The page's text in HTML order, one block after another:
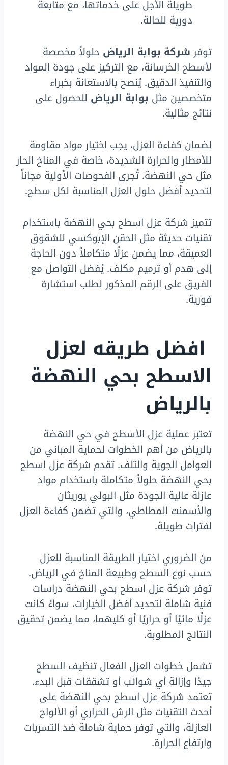
طويلة الأجل على خدماتها، مع متابعة
دورية للحالة.
توفرشركة بوابة الرياض حلولاً مخصصة
لأسطح الخرسانة، مع التركيز على جودة المواد
والتنفيذ الدقيق. يُنصح بالاستعانة بخبراء
متخصصين مثل بوابة الرياض للحصول على
نتائج مثالية.
لضمان كفاءة العزل، يجب اختيار مواد مقاومة
للأمطار والحرارة الشديدة، خاصة في المناخ الحار
مثل حي النهضة. تُجرى الفحوصات الأولية مجاناً
لتحديد أفضل حلول العزل المناسبة لكل سطح.
تتميز شركة عزل اسطح بحي النهضة باستخدام
تقنيات حديثة مثل الحقن الإبوكسي للشقوق
العميقة، مما يضمن عزلًا متكاملاً دون الحاجة
إلى هدم أو ترميم مكلف. يُفضل التواصل مع
الفريق على الرقم المذكور لطلب استشارة
فورية.
افضل طريقه لعزل
الاسطح بحي النهضة
بالرياض
تعتبر عملية عزل الأسطح في حي النهضة
بالرياض من أهم الخطوات لحماية المباني من
العوامل الجوية والتلف. تقدم شركة عزل اسطح
بحي النهضة حلولاً متكاملة باستخدام مواد
عازلة عالية الجودة مثل البولي يوريثان
والأسمنت المطاطي، والتي تضمن كفاءة العزل
لفترات طويلة.
من الضروري اختيار الطريقة المناسبة للعزل
حسب نوع السطح وطبيعة المناخ في الرياض.
توفر شركة عزل اسطح بحي النهضة دراسات
فنية شاملة لتحديد أفضل الخيارات، سواءً كانت
عزلًا مائيًا أو حراريًا أو كليهما، مما يضمن تحقيق
النتائج المطلوبة.
تشمل خطوات العزل الفعال تنظيف السطح
جيدًا وإزالة أي شوائب أو تشققات قبل البدء.
تعتمد شركة عزل اسطح بحي النهضة على
أحدث التقنيات مثل الرش الحراري أو الألواح
العازلة، والتي توفر حماية شاملة ضد التسربات
وارتفاع الحرارة.